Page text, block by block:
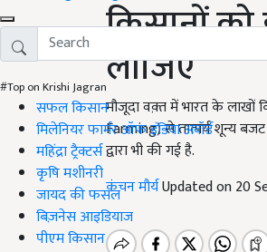
#Top on Krishi Jagran
सफल किसान
मिलेनियर फार्मर ऑफ इंडिया अवॉर्ड
महिंद्रा ट्रैक्टर्स
कृषि मशीनरी
जायद की फसल
बिज़नेस आइडियाज
पीएम किसान
किसानों
लीजिए
मौजूदा वक़्त में भारत के
Farming) से तात्पर्य शून्य
द्वारा भी की गई है.
कंचन मौर्यUpdated on 20